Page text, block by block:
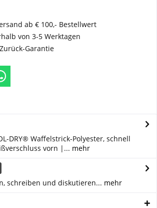
ab € 100,- Bestellwert
von 3-5 Werktagen
Garantie
DRY® Waffelstrick-Polyester, schnell
vorn |... mehr
schreiben und diskutieren... mehr